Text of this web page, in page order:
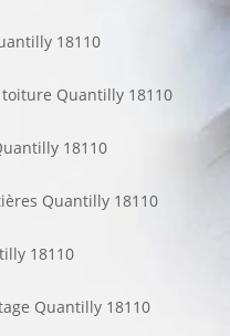
18110
Quantilly 18110
18110
Quantilly 18110
18110
Quantilly 18110